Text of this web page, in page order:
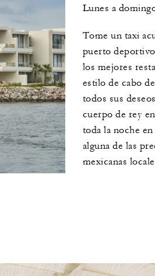
Lunes a
Tome un taxi
puerto
los mejores
estilo de cabo
todos sus
cuerpo de rey
toda la noche
alguna de las
mexicanas